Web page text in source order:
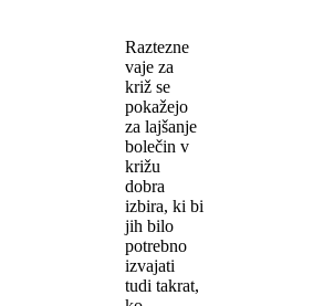
Raztezne
vaje za
križ se
pokažejo
za lajšanje
bolečin v
križu
dobra
izbira, ki bi
jih bilo
potrebno
izvajati
tudi takrat,